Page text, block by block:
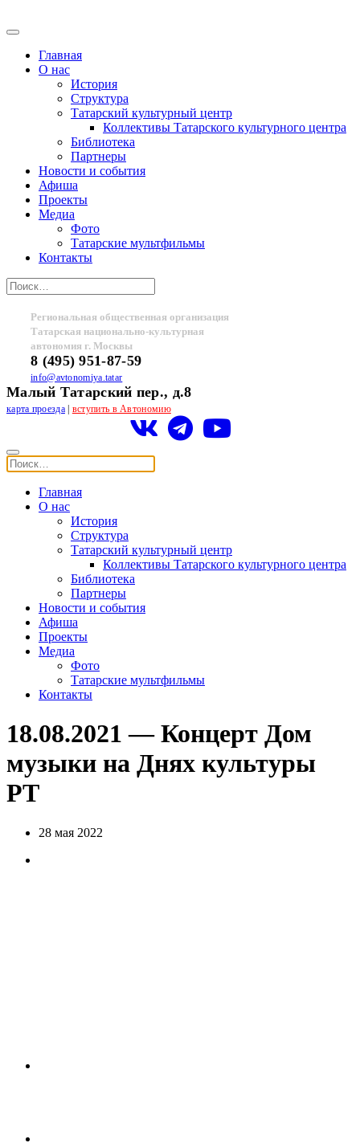
Главная
О нас
История
Структура
Татарский культурный центр
Коллективы Татарского культурного центра
Библиотека
Партнеры
Новости и события
Афиша
Проекты
Медиа
Фото
Татарские мультфильмы
Контакты
Региональная общественная организация
Татарская национально-культурная
автономия г. Москвы
8 (495) 951-87-59
info@avtonomiya.tatar
Малый Татарский пер., д.8
карта проезда| вступить в Автономию
Главная
О нас
История
Структура
Татарский культурный центр
Коллективы Татарского культурного центра
Библиотека
Партнеры
Новости и события
Афиша
Проекты
Медиа
Фото
Татарские мультфильмы
Контакты
18.08.2021 — Концерт Дом
музыки на Днях культуры
РТ
28 мая 2022